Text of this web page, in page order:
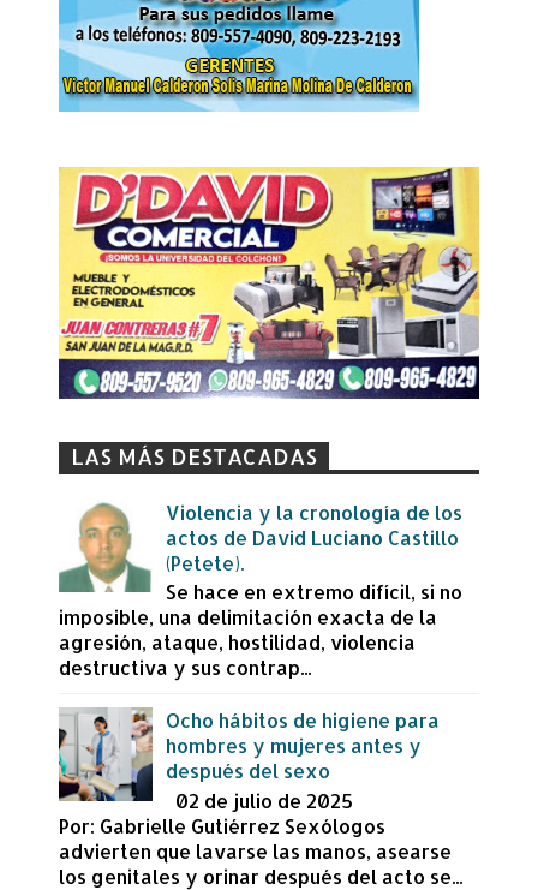
LAS MÁS DESTACADAS
Violencia y la cronología de los
actos de David Luciano Castillo
(Petete).
Se hace en extremo difícil, si no
imposible, una delimitación exacta de la
agresión, ataque, hostilidad, violencia
destructiva y sus contrap...
Ocho hábitos de higiene para
hombres y mujeres antes y
después del sexo
02 de julio de 2025
Por: Gabrielle Gutiérrez Sexólogos
advierten que lavarse las manos, asearse
los genitales y orinar después del acto se...